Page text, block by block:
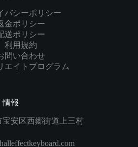
バシーポリシー
金ポリシー
送ポリシー
利用規約
問い合わせ
エイトプログラム
情報
安区西郷街道上三村